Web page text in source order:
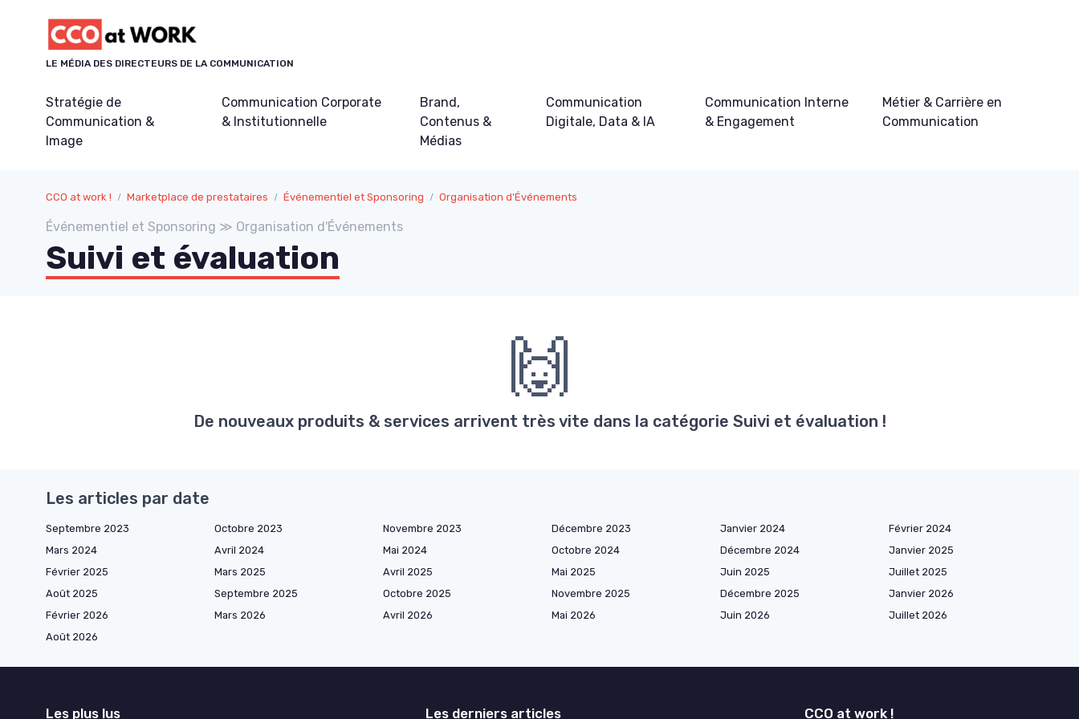
LE MÉDIA DES DIRECTEURS DE LA COMMUNICATION
Stratégie de
Communication &
Image
Communication Corporate
& Institutionnelle
Brand,
Contenus &
Médias
Communication
Digitale, Data & IA
Communication Interne
& Engagement
Métier & Carrière en
Communication
CCO at work ! Marketplace de prestataires Événementiel et Sponsoring Organisation d'Événements
Événementiel et Sponsoring ≫ Organisation d'Événements
Suivi et évaluation
🙌
De nouveaux produits & services arrivent très vite dans la catégorie Suivi et évaluation !
Les articles par date
Septembre 2023 Octobre 2023 Novembre 2023 Décembre 2023 Janvier 2024
Février 2024
Mars 2024
Avril 2024 Mai 2024 Octobre 2024 Décembre 2024
Janvier 2025
Février 2025
Mars 2025 Avril 2025 Mai 2025 Juin 2025
Juillet 2025
Août 2025
Septembre 2025 Octobre 2025 Novembre 2025 Décembre 2025
Janvier 2026
Février 2026
Mars 2026 Avril 2026 Mai 2026 Juin 2026
Juillet 2026
Août 2026
Les plus lus Les derniers articles CCO at work !